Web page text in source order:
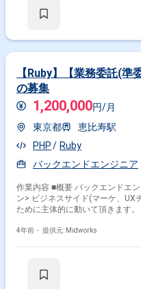
スや保守性を考慮したシステム
【Ruby】【業務委託(
の募集
1,200,000円/月
東京都
恵比寿駅
PHP
Ruby
バックエンドエンジニア
作業内容 ■概要 バックエンドエ
ン> ビジネスサイド(マーケ、UX
ために主体的に動いて頂きます
エンジニアメンバーとコミュニ
■プログラミング言語：Ruby
4年前・ 提供元: Midworks